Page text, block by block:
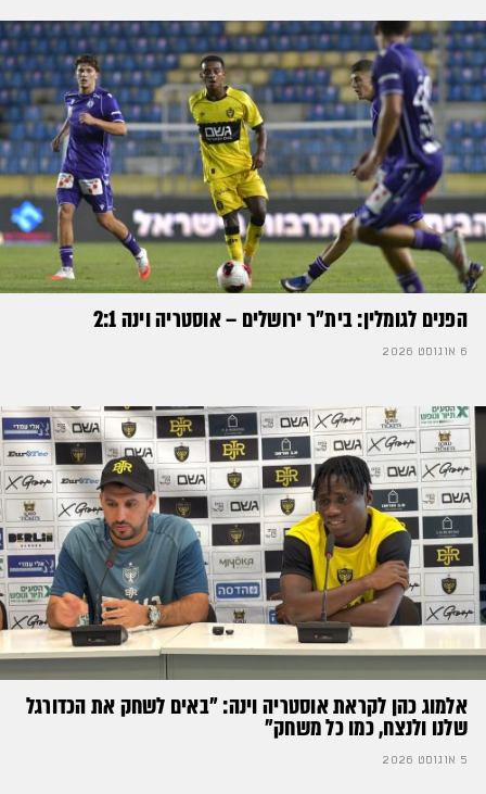
הפנים לגומלין: בית״ר ירושלים – אוסטריה וינה 2:1
6 אוגוסט 2026
אלמוג כהן לקראת אוסטריה וינה: ״באים לשחק את הכדורגל
שלנו ולנצח, כמו כל משחק״
5 אוגוסט 2026